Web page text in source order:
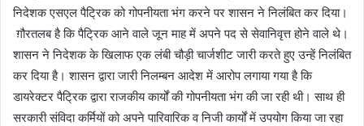
निदेशक एसएल पैट्रिक को गोपनीयता भंग करने पर शासन ने निलंबित कर दिया।
ग़ौरतलब है कि पैट्रिक आने वाले जून माह में अपने पद से सेवानिवृत्त होने वाले थे।
शासन ने निदेशक के खिलाफ एक लंबी चौड़ी चार्जशीट जारी करते हुए उन्हें निलंबित
कर दिया है। शासन द्वारा जारी निलम्बन आदेश में आरोप लगाया गया है कि
डायरेक्टर पैट्रिक द्वारा राजकीय कार्यों की गोपनीयता भंग की जा रही थी। साथ ही
सरकारी संविदा कर्मियों को अपने पारिवारिक व निजी कार्यों में उपयोग किया जा रहा